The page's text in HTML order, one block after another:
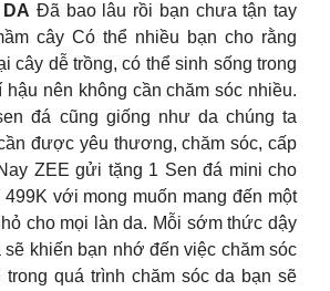
Đã bao lâu rồi bạn chưa tận tay
cây Có thể nhiều bạn cho rằng
cây dễ trồng, có thể sinh sống trong
hậu nên không cần chăm sóc nhiều.
đá cũng giống như da chúng ta
được yêu thương, chăm sóc, cấp
ZEE gửi tặng 1 Sen đá mini cho
với mong muốn mang đến một
cho mọi làn da. Mỗi sớm thức dậy
sẽ khiến bạn nhớ đến việc chăm sóc
quá trình chăm sóc da bạn sẽ